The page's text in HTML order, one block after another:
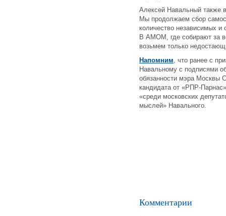
Алексей Навальный также
Мы продолжаем сбор
количество независимых и
В АМОМ, где собирают за
возьмем только
Напомним, что ранее с
Навальному с подписями
обязанности мэра Москвы
кандидата от «РПР-
«среди московских
мыслей» Навального.
Комментарии